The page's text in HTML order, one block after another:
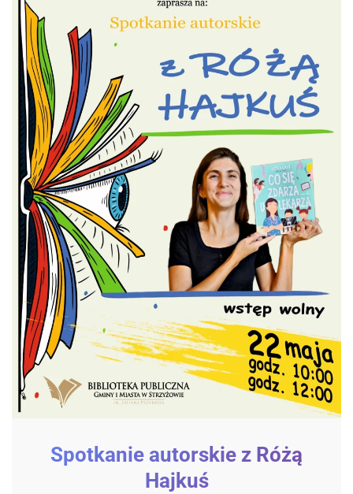
Spotkanie autorskie z Różą
Hajkuś